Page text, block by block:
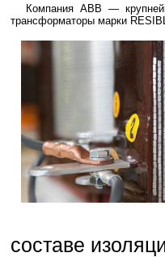
Компания ABB —
трансформаторы марки
составе